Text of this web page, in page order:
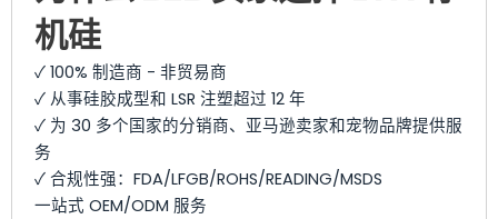
机硅
✓ 100% 制造商 - 非贸易商
✓ 从事硅胶成型和 LSR 注塑超过 12 年
✓ 为 30 多个国家的分销商、亚马逊卖家和宠物品牌提供服
务
✓ 合规性强：FDA/LFGB/ROHS/READING/MSDS
一站式 OEM/ODM 服务